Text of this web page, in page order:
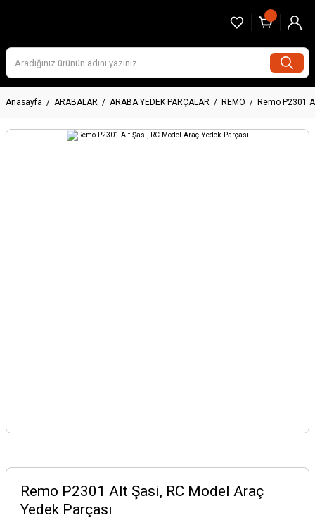
Anasayfa ARABALAR ARABA YEDEK PARÇALAR REMO Remo P2301
Remo P2301 Alt Şasi, RC Model Araç
Yedek Parçası